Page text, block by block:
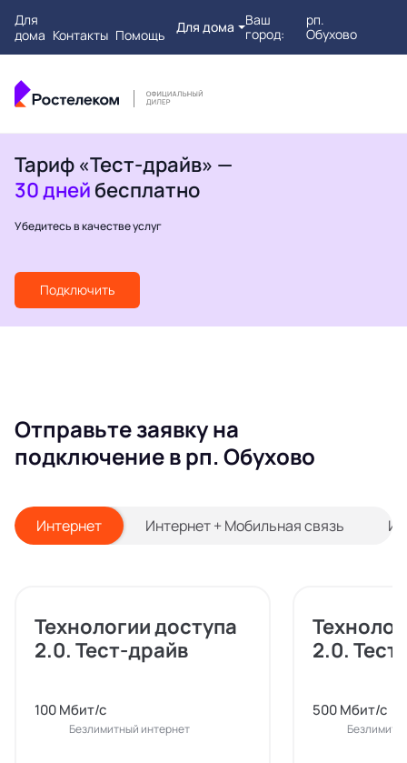
Для
дома Контакты Помощь Для дома
Ваш
город:
рп.
Обухово
Тариф «Тест-драйв» —
30 дней бесплатно
Убедитесь в качестве услуг
Подключить
Отправьте заявку на
подключение в рп. Обухово
Интернет Интернет + Мобильная связь
Технологии доступа
2.0. Тест-драйв
100 Мбит/с
Безлимитный интернет
2.0.
500 Мбит/с